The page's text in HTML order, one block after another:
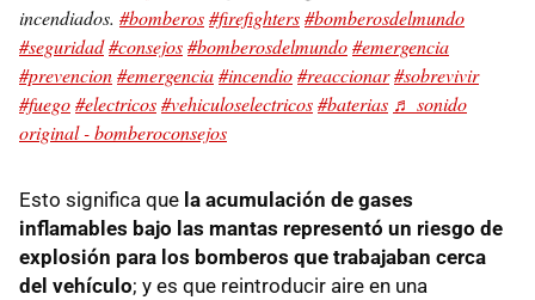
incendiados. #bomberos#firefighters#bomberosdelmundo
#seguridad#consejos#bomberosdelmundo#emergencia
#prevencion#emergencia#incendio#reaccionar#sobrevivir
#fuego#electricos#vehiculoselectricos#baterias ♬ sonido
original - bomberoconsejos
Esto significa que la acumulación de gases
inflamables bajo las mantas representó un riesgo de
explosión para los bomberos que trabajaban cerca
del vehículo; y es que reintroducir aire en una